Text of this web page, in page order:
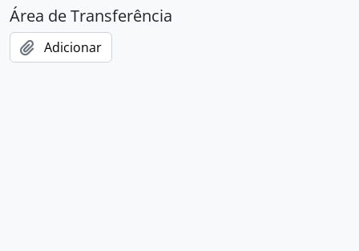
Área de Transferência
Adicionar